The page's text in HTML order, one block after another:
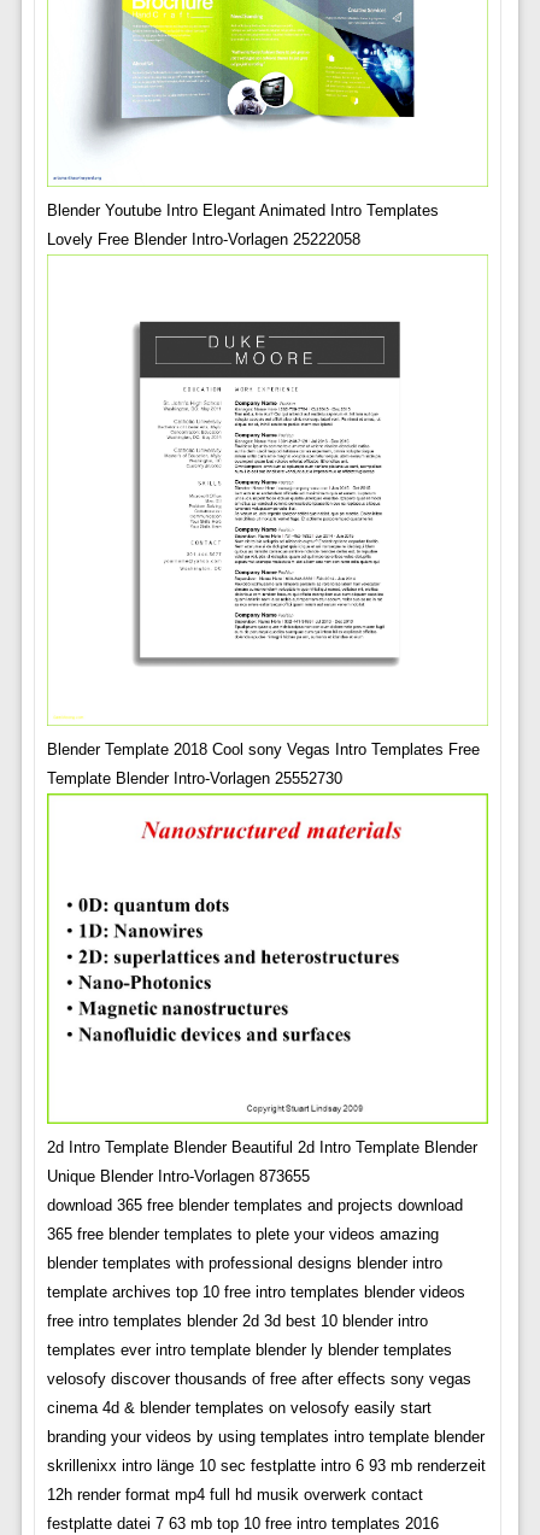
Blender Youtube Intro Elegant Animated Intro Templates
Lovely Free Blender Intro-Vorlagen 25222058
Blender Template 2018 Cool sony Vegas Intro Templates Free
Template Blender Intro-Vorlagen 25552730
2d Intro Template Blender Beautiful 2d Intro Template Blender
Unique Blender Intro-Vorlagen 873655
download 365 free blender templates and projects download
365 free blender templates to plete your videos amazing
blender templates with professional designs blender intro
template archives top 10 free intro templates blender videos
free intro templates blender 2d 3d best 10 blender intro
templates ever intro template blender ly blender templates
velosofy discover thousands of free after effects sony vegas
cinema 4d & blender templates on velosofy easily start
branding your videos by using templates intro template blender
skrillenixx intro länge 10 sec festplatte intro 6 93 mb renderzeit
12h render format mp4 full hd musik overwerk contact
festplatte datei 7 63 mb top 10 free intro templates 2016